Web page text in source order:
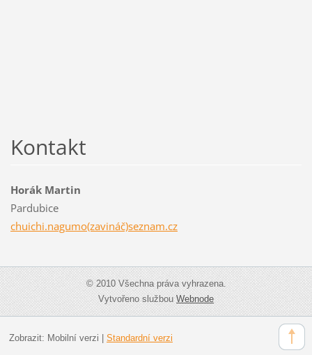
Kontakt
Horák Martin
Pardubice
chuichi.nagumo(zavináč)seznam.cz
© 2010 Všechna práva vyhrazena.
Vytvořeno službouWebnode
Zobrazit: Mobilní verzi | Standardní verzi